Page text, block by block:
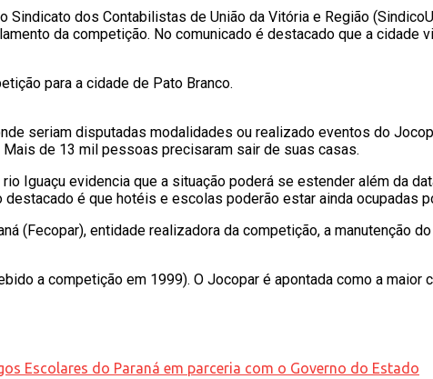
Sindicato dos Contabilistas de União da Vitória e Região
da competição. No comunicado é destacado que a cidade
para a cidade de Pato Branco.
seriam disputadas modalidades ou realizado eventos do
de 13 mil pessoas precisaram sair de suas casas.
Iguaçu evidencia que a situação poderá se estender além da
é que hotéis e escolas poderão estar ainda ocupadas
(Fecopar), entidade realizadora da competição, a manutenção
a competição em 1999). O Jocopar é apontada como a